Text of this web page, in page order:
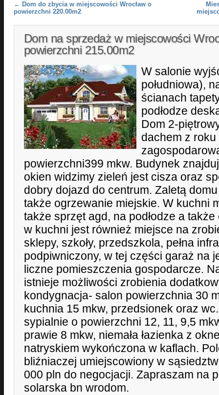
Post navigation
← Dom do zbycia w miejscowości Wrocław o
powierzchni 220.00m2
Dom na sprzedaż w miejscowości
powierzchni 215.00m2
W salonie
południowa),
ścianach
podłodze
Dom 2-
dachem z
powierzchni399 mkw. Budynek
okien widzimy zieleń jest cisza oraz
dobry dojazd do centrum. Zaletą
także ogrzewanie miejskie. W kuchni
także sprzęt agd, na podłodze a
w kuchni jest również miejsce na
sklepy, szkoły, przedszkola, pełna
podpiwniczony, w tej części garaż na
liczne pomieszczenia gospodarcze.
istnieje możliwości zrobienia
kondygnacja- salon powierzchnia 30
kuchnia 15 mkw, przedsionek oraz
sypialnie o powierzchni 12, 11, 9,5
prawie 8 mkw, niemała łazienka z
natryskiem wykończona w kaflach.
bliźniaczej umiejscowiony w
000 pln do negocjacji. Zapraszam na
solarska bn wrodom.